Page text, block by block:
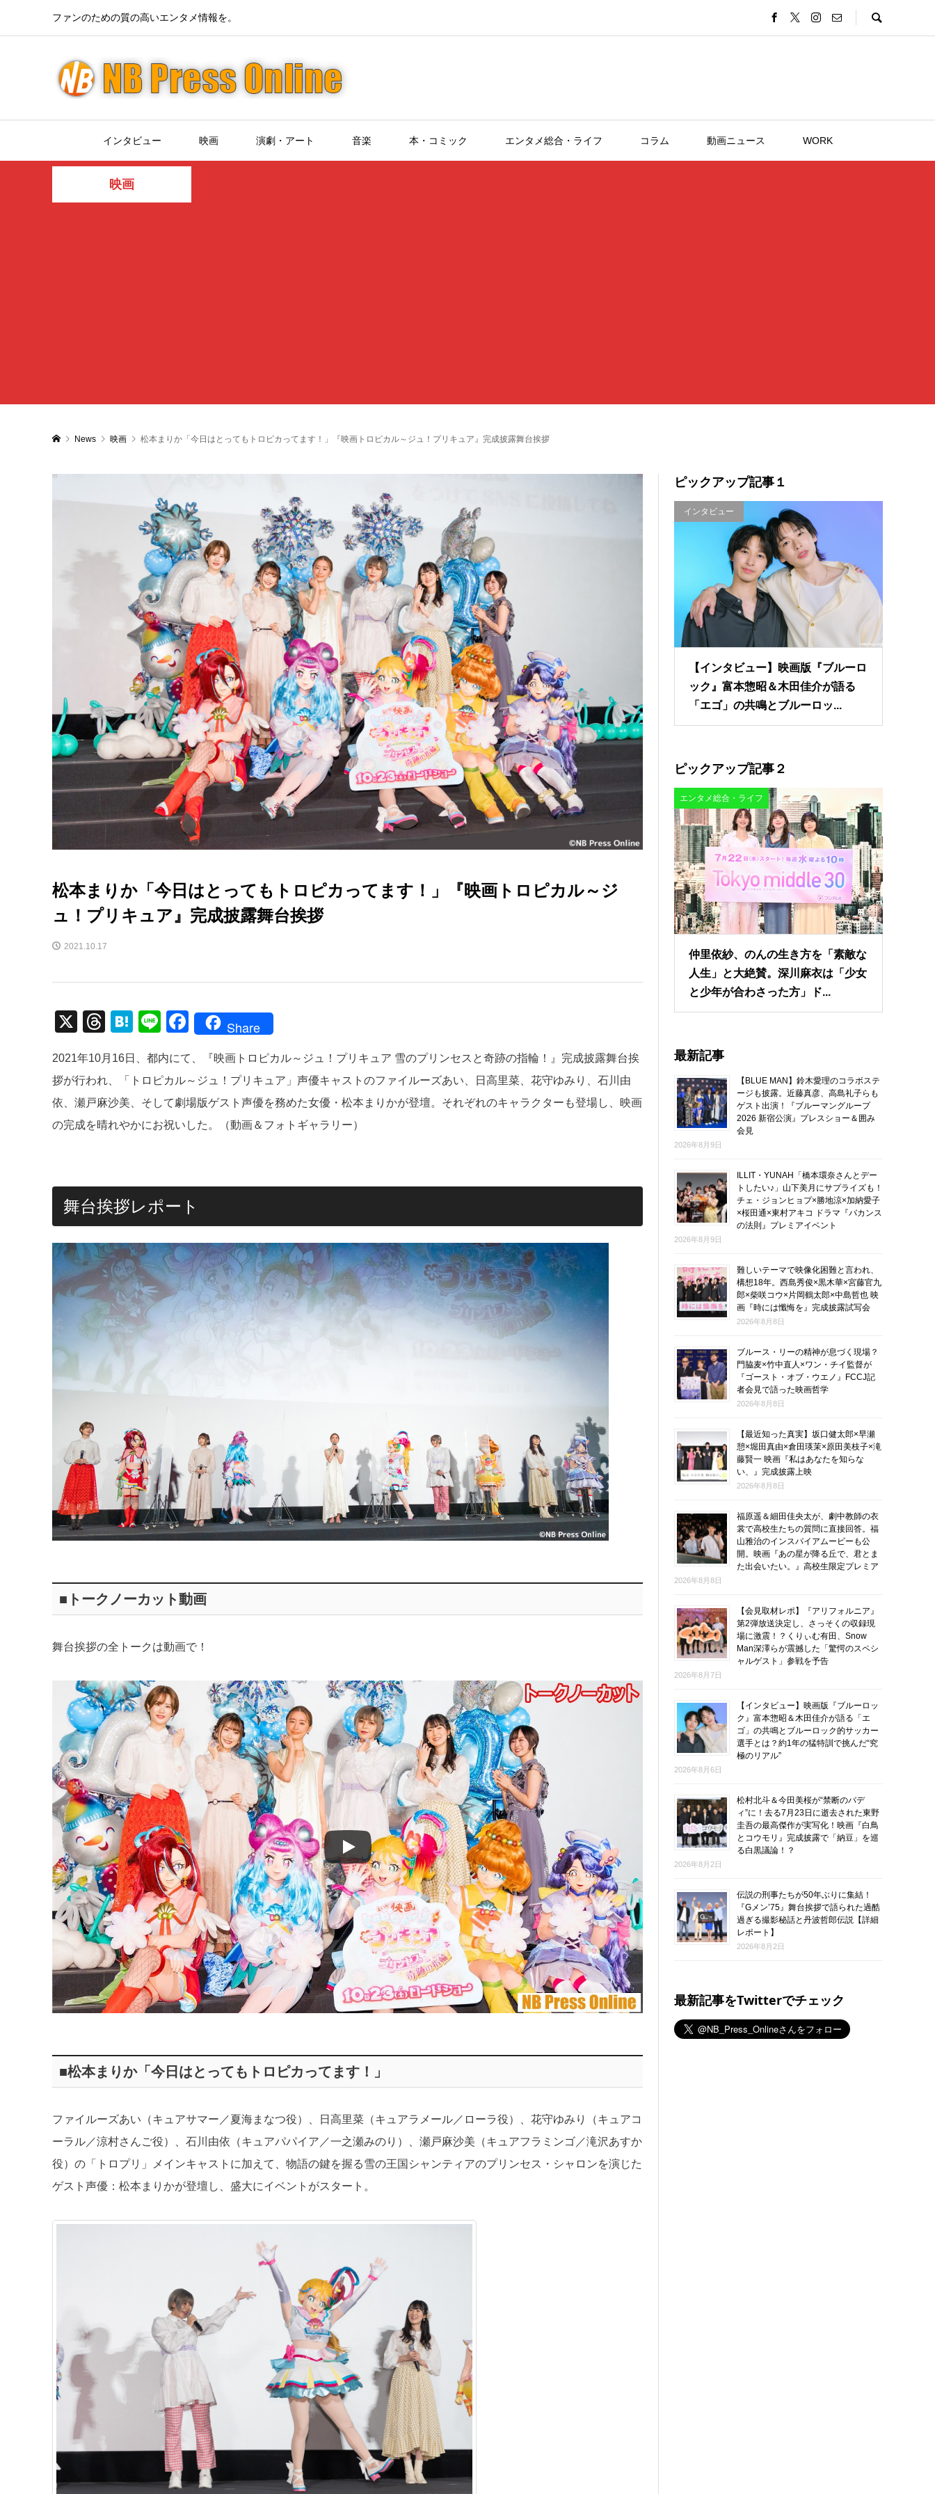
ファンのための質の高いエンタメ情報を。
インタビュー 映画 演劇・アート 音楽 本・コミック エンタメ総合・ライフ コラム 動画ニュース WORK
映画
News 映画 松本まりか「今日はとってもトロピカってます！」『映画トロピカル～ジュ！プリキュア』完成披露舞台挨拶
松本まりか「今日はとってもトロピカってます！」『映画トロピカル～ジ
ュ！プリキュア』完成披露舞台挨拶
2021.10.17
X
T
e
a
d
s
H
e
n
a
Li
e
F
c
e
b
o
Share
2021年10月16日、都内にて、『映画トロピカル～ジュ！プリキュア 雪のプリンセスと奇跡の指輪！』完成披露舞台挨
拶が行われ、「トロピカル～ジュ！プリキュア」声優キャストのファイルーズあい、日高里菜、花守ゆみり、石川由
依、瀬戸麻沙美、そして劇場版ゲスト声優を務めた女優・松本まりかが登壇。それぞれのキャラクターも登場し、映画
の完成を晴れやかにお祝いした。（動画＆フォトギャラリー）
舞台挨拶レポート
■トークノーカット動画
舞台挨拶の全トークは動画で！
■松本まりか「今日はとってもトロピカってます！」
ファイルーズあい（キュアサマー／夏海まなつ役）、日高里菜（キュアラメール／ローラ役）、花守ゆみり（キュアコ
ーラル／涼村さんご役）、石川由依（キュアパパイア／一之瀬みのり）、瀬戸麻沙美（キュアフラミンゴ／滝沢あすか
役）の「トロプリ」メインキャストに加えて、物語の鍵を握る雪の王国シャンティアのプリンセス・シャロンを演じた
ゲスト声優：松本まりかが登壇し、盛大にイベントがスタート。
ピックアップ記事１
インタビュー
【インタビュー】映画版『ブルーロ
ック』富本惣昭＆木田佳介が語る
「エゴ」の共鳴とブルーロッ...
ピックアップ記事２
エンタメ総合・ライフ
仲里依紗、のんの生き方を「素敵な
人生」と大絶賛。深川麻衣は「少女
と少年が合わさった方」ド...
最新記事
【BLUE MAN】鈴木愛理のコラボステ
ージも披露。近藤真彦、高島礼子らも
ゲスト出演！『ブルーマングループ
2026 新宿公演』プレスショー＆囲み
会見
2026年8月9日
ILLIT・YUNAH「橋本環奈さんとデー
トしたい♪」山下美月にサプライズも！
チェ・ジョンヒョプ×勝地涼×加納愛子
×桜田通×東村アキコ ドラマ『バカンス
の法則』プレミアイベント
2026年8月9日
難しいテーマで映像化困難と言われ、
構想18年。西島秀俊×黒木華×宮藤官九
郎×柴咲コウ×片岡鶴太郎×中島哲也 映
画『時には懺悔を』完成披露試写会
2026年8月8日
ブルース・リーの精神が息づく現場？
門脇麦×竹中直人×ワン・チイ監督が
『ゴースト・オブ・ウエノ』FCCJ記
者会見で語った映画哲学
2026年8月8日
【最近知った真実】坂口健太郎×早瀬
憩×堀田真由×倉田瑛茉×原田美枝子×滝
藤賢一 映画『私はあなたを知らな
い、』完成披露上映
2026年8月8日
福原遥＆細田佳央太が、劇中教師の衣
裳で高校生たちの質問に直接回答。福
山雅治のインスパイアムービーも公
開。映画『あの星が降る丘で、君とま
た出会いたい。』高校生限定プレミア
2026年8月8日
【会見取材レポ】『アリフォルニア』
第2弾放送決定し、さっそくの収録現
場に激震！？くりぃむ有田、Snow
Man深澤らが震撼した「驚愕のスペシ
ャルゲスト」参戦を予告
2026年8月7日
【インタビュー】映画版『ブルーロッ
ク』富本惣昭＆木田佳介が語る「エ
ゴ」の共鳴とブルーロック的サッカー
選手とは？約1年の猛特訓で挑んだ“究
極のリアル”
2026年8月6日
松村北斗＆今田美桜が“禁断のバデ
ィ”に！去る7月23日に逝去された東野
圭吾の最高傑作が実写化！映画『白鳥
とコウモリ』完成披露で「納豆」を巡
る白黒議論！？
2026年8月2日
伝説の刑事たちが50年ぶりに集結！
『Gメン’75』舞台挨拶で語られた過酷
過ぎる撮影秘話と丹波哲郎伝説【詳細
レポート】
2026年8月2日
最新記事をTwitterでチェック